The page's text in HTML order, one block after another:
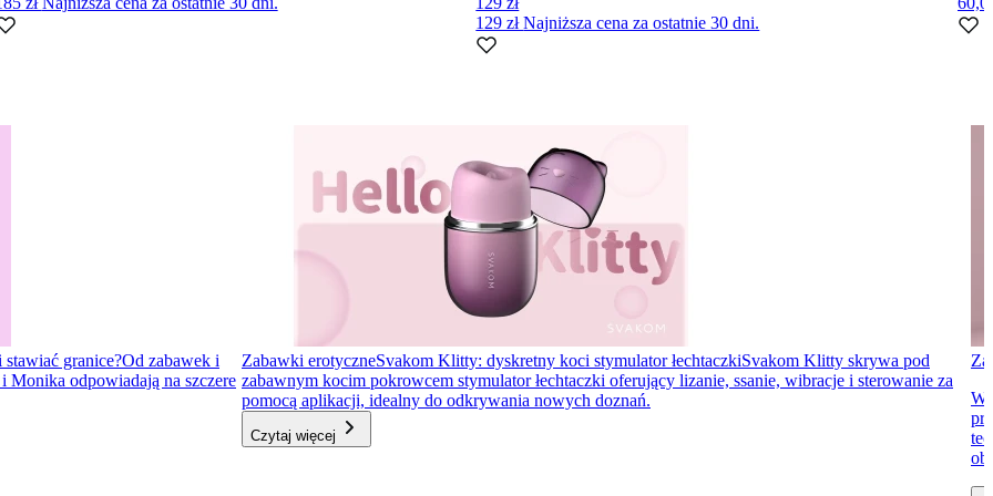
129 złNajniższa cena za ostatnie 30 dni.
granice?Od zabawek i
Monika odpowiadają na szczere
Zabawki erotyczneSvakom Klitty: dyskretny koci stymulator łechtaczkiSvakom Klitty skrywa pod
zabawnym kocim pokrowcem stymulator łechtaczki oferujący lizanie, ssanie, wibracje i sterowanie za
pomocą aplikacji, idealny do odkrywania nowych doznań.
Czytaj więcej